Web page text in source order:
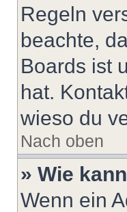
Regeln
beachte,
Boards ist
hat.
wieso du
Nach oben
» Wie
Wenn ein